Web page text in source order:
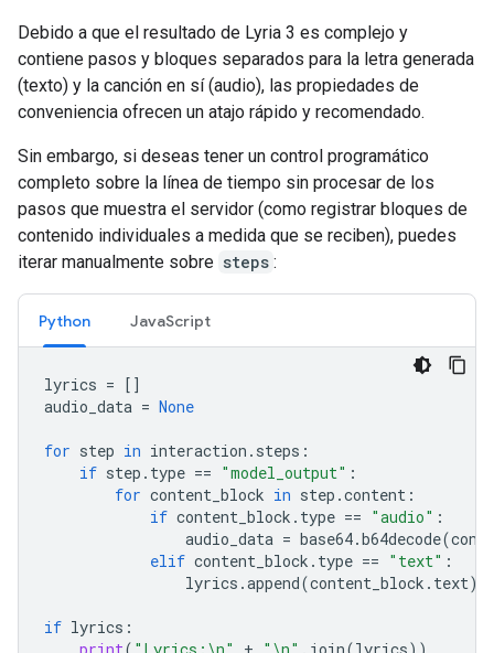
Debido a que el resultado de Lyria 3 es complejo y
contiene pasos y bloques separados para la letra generada
(texto) y la canción en sí (audio), las propiedades de
conveniencia ofrecen un atajo rápido y recomendado.
Sin embargo, si deseas tener un control programático
completo sobre la línea de tiempo sin procesar de los
pasos que muestra el servidor (como registrar bloques de
contenido individuales a medida que se reciben), puedes
iterar manualmente sobre steps :
Python JavaScript
lyrics = []
audio_data = None
for step in interaction . steps :
if step . type == "model_output" :
for content_block in step .content :
if content_block . type == "audio" :
audio_data = base64.b64decode(
elif content_block . type == "text" :
lyrics .append(content_block . text)
if lyrics :